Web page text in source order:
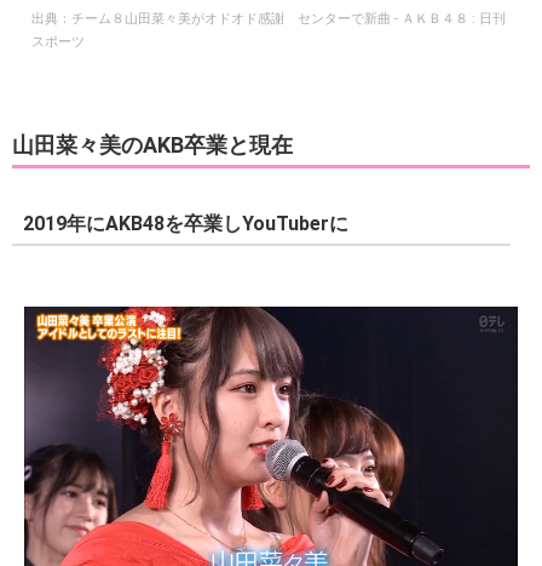
出典： チーム８山田菜々美がオドオド感謝 センターで新曲 - ＡＫＢ４８ : 日刊
スポーツ
山田菜々美のAKB卒業と現在
2019年にAKB48を卒業しYouTuberに